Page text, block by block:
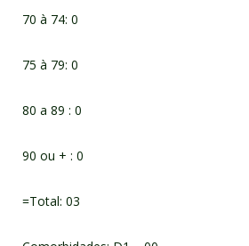
70 à 74: 0
75 à 79: 0
80 a 89 : 0
90 ou + : 0
=Total: 03